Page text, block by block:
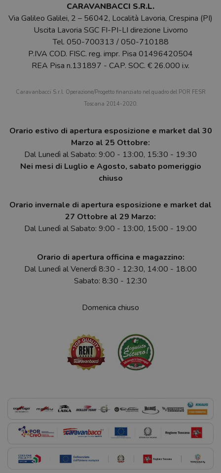
CARAVANBACCI S.R.L.
Via Galileo Galilei, 2 – 56042, Località Lavoria, Crespina (PI)
Uscita Lavoria SGC FI-PI-LI direzione Livorno
Tel. 050-700313 /050-710188
P.IVA COD. FISC. reg. impr. Pisa 01496420504
REA Pisa n.131897 - CAP. SOC. € 26.000 i.v.
Caravanbacci S.r.l. Operazione/Progetto finanziato nel quadro del POR FESR
Toscana 2014-2020.
Orario estivo di apertura esposizione e market dal 30
Marzo al 25 Ottobre:
Dal Lunedì al Sabato: 9:00 - 13:00, 15:30 - 19:30
Nei mesi di Luglio e Agosto, sabato pomeriggio
chiuso
Orario invernale di apertura esposizione e market dal
27 Ottobre al 29 Marzo:
Dal Lunedì al Sabato: 9:00 - 13:00, 15:00 - 19:00
Orario di apertura officina e magazzino:
Dal Lunedì al Venerdì 8:30 - 12:30, 14:00 - 18:00
Sabato: 8:30 - 12:30
Domenica chiuso